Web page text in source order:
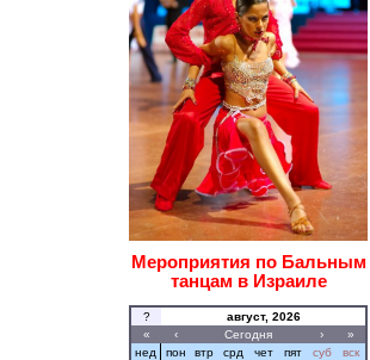
Мероприятия по Бальным
танцам в Израиле
?
август, 2026
«
‹ Сегодня ›
»
нед
пон втр срд чет пят суб
вск